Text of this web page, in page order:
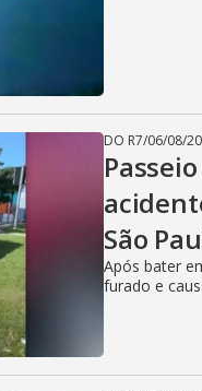
DO R7/06/08/
São
Após bater
furado e